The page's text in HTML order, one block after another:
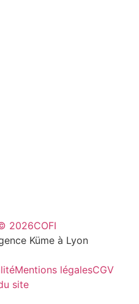
2026COFI
Küme à Lyon
Mentions légalesCGV
site